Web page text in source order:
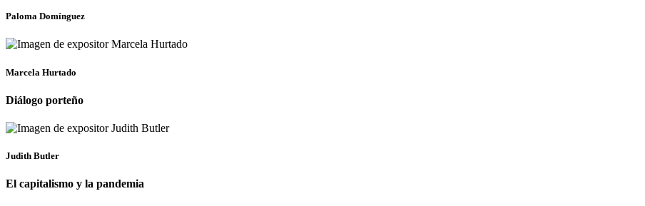
Paloma Domínguez
Marcela Hurtado
Diálogo porteño
Judith Butler
El capitalismo y la pandemia